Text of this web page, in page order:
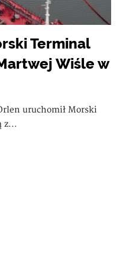
Terminal
Wiśle w
uruchomił Morski
z...